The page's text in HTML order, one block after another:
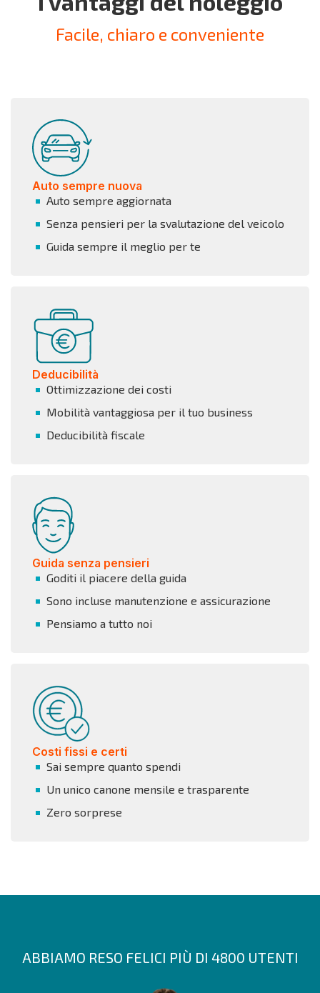
Facile, chiaro e conveniente
Auto sempre nuova
Auto sempre aggiornata
Senza pensieri per la svalutazione del veicolo
Guida sempre il meglio per te
Deducibilità
Ottimizzazione dei costi
Mobilità vantaggiosa per il tuo business
Deducibilità fiscale
Guida senza pensieri
Goditi il piacere della guida
Sono incluse manutenzione e assicurazione
Pensiamo a tutto noi
Costi fissi e certi
Sai sempre quanto spendi
Un unico canone mensile e trasparente
Zero sorprese
ABBIAMO RESO FELICI PIÙ DI 4800 UTENTI